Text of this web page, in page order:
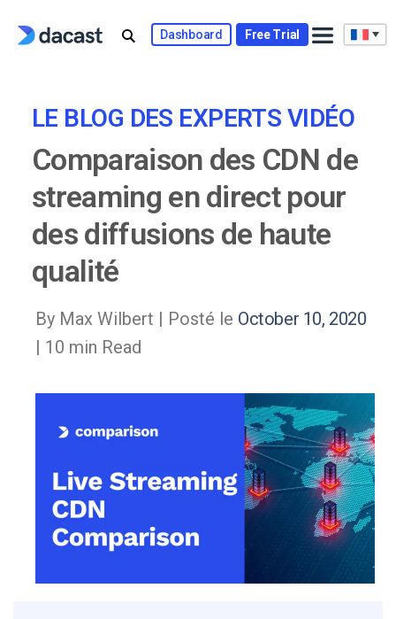
Dashboard Free Trial
LE BLOG DES EXPERTS VIDÉO
Comparaison des CDN de
streaming en direct pour
des diffusions de haute
qualité
By Max Wilbert | Posté le October 10, 2020
| 10 min Read